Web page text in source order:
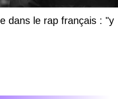
dans le rap français : "y